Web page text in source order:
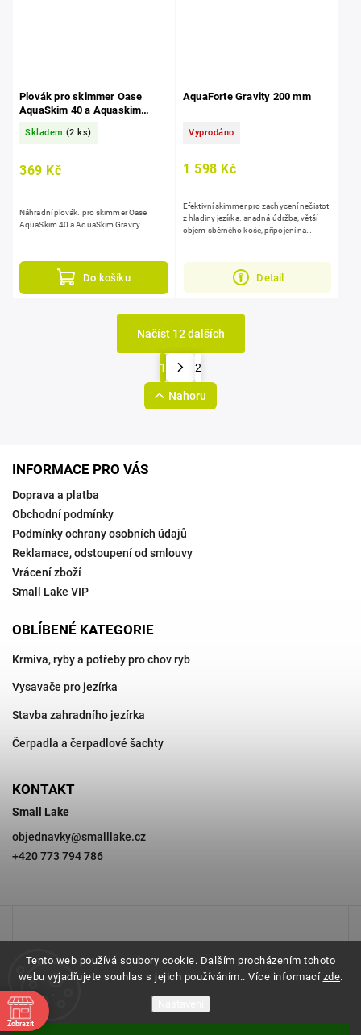
Tento web používá soubory cookie. Dalším procházením tohoto
webu vyjadřujete souhlas s jejich používáním.. Více informací zde.
Plovák pro skimmer Oase
AquaSkim 40 a Aquaskim
Skladem (2 ks)
369 Kč
Do košíku
Náhradní plovák. pro skimmer Oase
AquaSkim 40 a AquaSkim Gravity.
AquaForte Gravity 200 mm
Vyprodáno
1 598 Kč
Detail
Efektivní skimmer pro zachycení nečistot
z hladiny jezírka. snadná údržba, větší
objem sběrného koše, připojení na
Načíst 12 dalších
1 2
Nahoru
INFORMACE PRO VÁS
Doprava a platba
Obchodní podmínky
Podmínky ochrany osobních údajů
Reklamace, odstoupení od smlouvy
Vrácení zboží
Small Lake VIP
OBLÍBENÉ KATEGORIE
Krmiva, ryby a potřeby pro chov ryb
Vysavače pro jezírka
Stavba zahradního jezírka
Čerpadla a čerpadlové šachty
KONTAKT
Small Lake
objednavky@smalllake.cz
+420 773 794 786
Zobrazit